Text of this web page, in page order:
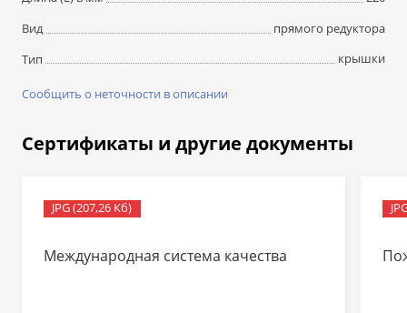
Вид
прямого редуктора
Тип
крышки
Сообщить о неточности в описании
Сертификаты и другие документы
JPG (207,26 Кб)
Международная система качества